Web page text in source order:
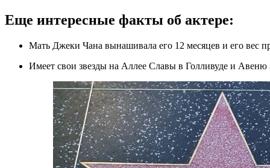
Еще интересные факты об актере:
Мать Джеки Чана вынашивала его 12 месяцев и его вес
Имеет свои звезды на Аллее Славы в Голливуде и Авеню